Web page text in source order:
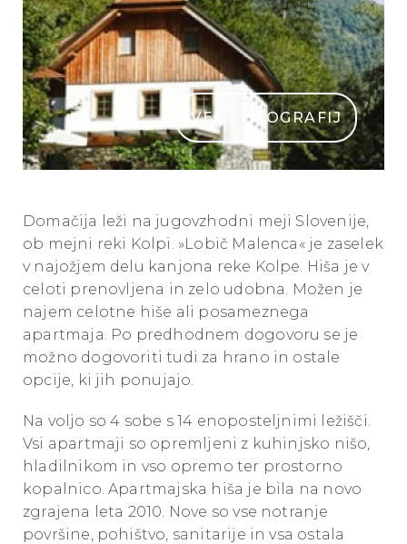
VEČ FOTOGRAFIJ
Domačija leži na jugovzhodni meji Slovenije,
ob mejni reki Kolpi. »Lobič Malenca« je zaselek
v najožjem delu kanjona reke Kolpe. Hiša je v
celoti prenovljena in zelo udobna. Možen je
najem celotne hiše ali posameznega
apartmaja. Po predhodnem dogovoru se je
možno dogovoriti tudi za hrano in ostale
opcije, ki jih ponujajo.
Na voljo so 4 sobe s 14 enoposteljnimi ležišči.
Vsi apartmaji so opremljeni z kuhinjsko nišo,
hladilnikom in vso opremo ter prostorno
kopalnico. Apartmajska hiša je bila na novo
zgrajena leta 2010. Nove so vse notranje
površine, pohištvo, sanitarije in vsa ostala